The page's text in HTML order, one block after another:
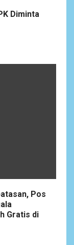
Diminta
Pos
Gratis di